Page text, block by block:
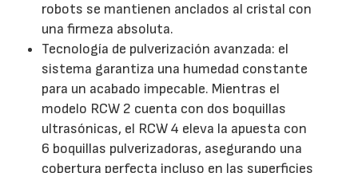
robots se mantienen anclados al cristal con
una firmeza absoluta.
Tecnología de pulverización avanzada: el
sistema garantiza una humedad constante
para un acabado impecable. Mientras el
modelo RCW 2 cuenta con dos boquillas
ultrasónicas, el RCW 4 eleva la apuesta con
6 boquillas pulverizadoras, asegurando una
cobertura perfecta incluso en las superficies